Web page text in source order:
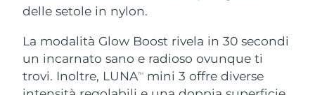
delle setole in nylon.
La modalità Glow Boost rivela in 30 secondi
un incarnato sano e radioso ovunque ti
trovi. Inoltre, LUNATM
mini 3 offre diverse
For men, anti-aging massage
Microcurrent line smoothing device
UFO™ 3 LED
Near-infrared and red light therapy
device
issa™ 4 plus
Smart hybrid silicone sonic toothbrush
Anti-age Trattamenti LED
Bulgaria
Canada Consegna stimata8/13/26
Cile Consegna stimata8/13/26